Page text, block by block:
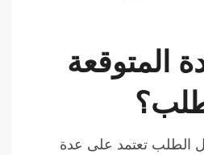
المتوقعة
الطلب تعتمد على عدة